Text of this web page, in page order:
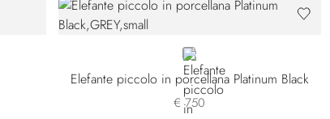
GREY
Elefante piccolo in porcellana Platinum Black
€ 750